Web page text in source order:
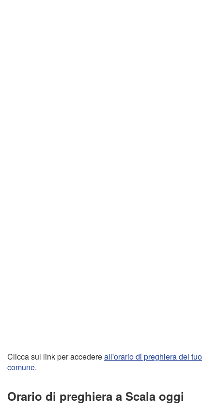
Clicca sul link per accedereall'orario di preghiera del tuo
comune.
Orario di preghiera a Scala oggi